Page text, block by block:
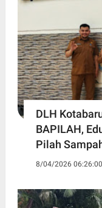
DLH
BAPILAH,
Pilah
8/04/2026